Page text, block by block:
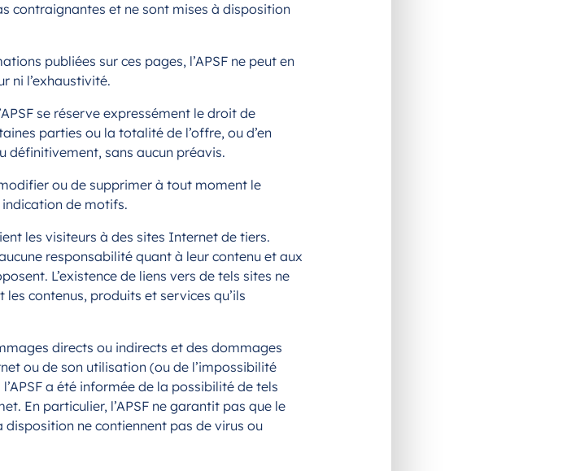
contraignantes et ne sont mises à disposition
publiées sur ces pages, l’APSF ne peut en
ni l’exhaustivité.
se réserve expressément le droit de
parties ou la totalité de l’offre, ou d’en
sans aucun préavis.
ou de supprimer à tout moment le
de motifs.
les visiteurs à des sites Internet de tiers.
aucune responsabilité quant à leur contenu et aux
L’existence de liens vers de tels sites ne
les contenus, produits et services qu’ils
directs ou indirects et des dommages
ou de son utilisation (ou de l’impossibilité
a été informée de la possibilité de tels
En particulier, l’APSF ne garantit pas que le
ne contiennent pas de virus ou